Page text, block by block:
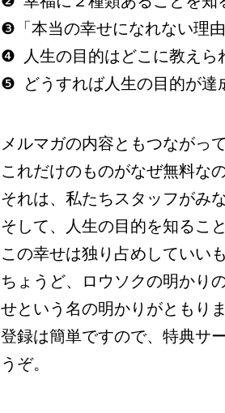
❸
「本当の幸せになれない理
❹
人生の目的はどこに教えら
❺
どうすれば人生の目的が達
メルマガの内容ともつながっ
これだけのものがなぜ無料な
それは、私たちスタッフがみ
そして、人生の目的を知るこ
この幸せは独り占めしていい
ちょうど、ロウソクの明かり
せという名の明かりがともりま
登録は簡単ですので、特典サ
うぞ。